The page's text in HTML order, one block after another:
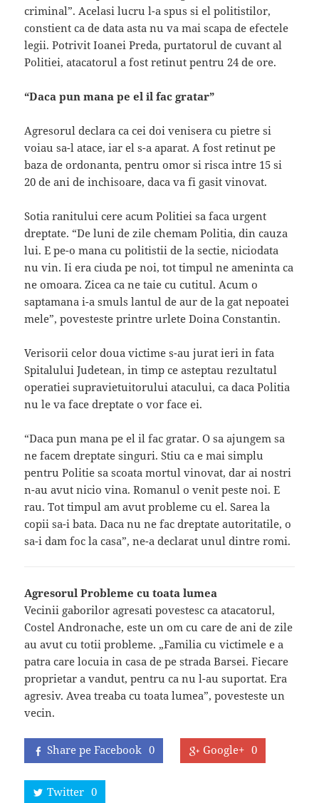
criminal”. Acelasi lucru l-a spus si el politistilor,
constient ca de data asta nu va mai scapa de efectele
legii. Potrivit Ioanei Preda, purtatorul de cuvant al
Politiei, atacatorul a fost retinut pentru 24 de ore.
“Daca pun mana pe el il fac gratar”
Agresorul declara ca cei doi venisera cu pietre si
voiau sa-l atace, iar el s-a aparat. A fost retinut pe
baza de ordonanta, pentru omor si risca intre 15 si
20 de ani de inchisoare, daca va fi gasit vinovat.
Sotia ranitului cere acum Politiei sa faca urgent
dreptate. “De luni de zile chemam Politia, din cauza
lui. E pe-o mana cu politistii de la sectie, niciodata
nu vin. Ii era ciuda pe noi, tot timpul ne ameninta ca
ne omoara. Zicea ca ne taie cu cutitul. Acum o
saptamana i-a smuls lantul de aur de la gat nepoatei
mele”, povesteste printre urlete Doina Constantin.
Verisorii celor doua victime s-au jurat ieri in fata
Spitalului Judetean, in timp ce asteptau rezultatul
operatiei supravietuitorului atacului, ca daca Politia
nu le va face dreptate o vor face ei.
“Daca pun mana pe el il fac gratar. O sa ajungem sa
ne facem dreptate singuri. Stiu ca e mai simplu
pentru Politie sa scoata mortul vinovat, dar ai nostri
n-au avut nicio vina. Romanul o venit peste noi. E
rau. Tot timpul am avut probleme cu el. Sarea la
copii sa-i bata. Daca nu ne fac dreptate autoritatile, o
sa-i dam foc la casa”, ne-a declarat unul dintre romi.
Agresorul Probleme cu toata lumea
Vecinii gaborilor agresati povestesc ca atacatorul,
Costel Andronache, este un om cu care de ani de zile
au avut cu totii probleme. „Familia cu victimele e a
patra care locuia in casa de pe strada Barsei. Fiecare
proprietar a vandut, pentru ca nu l-au suportat. Era
agresiv. Avea treaba cu toata lumea”, povesteste un
vecin.
Share pe Facebook 0 Google+ 0
Twitter 0